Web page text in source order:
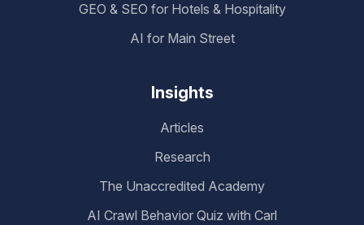
GEO & SEO for Hotels & Hospitality
AI for Main Street
Insights
Articles
Research
The Unaccredited Academy
AI Crawl Behavior Quiz with Carl